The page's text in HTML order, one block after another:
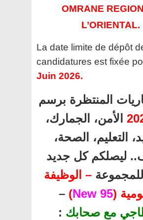
OMRANE
L’ORIENTAL.
La date limite de dépôt
candidatures est fixée
Juin 2026.
المنتظرة برسم
الأمن، الجمارك،
التعليم، الصحة،
ليصلكم كل جديد
– الوظيفة
(
95 New
)
–
مع صحابك :